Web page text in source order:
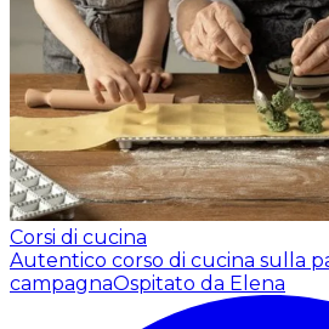
Corsi di cucina
Autentico corso di cucina sulla
campagnaOspitato da Elena